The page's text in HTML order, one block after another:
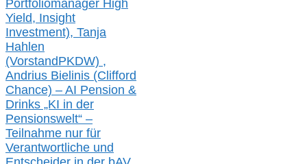
Portfoliomanager High
Yield, Insight
Investment), Tanja
Hahlen
(VorstandPKDW) ,
Andrius Bielinis (Clifford
Chance) – AI Pension &
Drinks „KI in der
Pensionswelt“ –
Teilnahme nur für
Verantwortliche und